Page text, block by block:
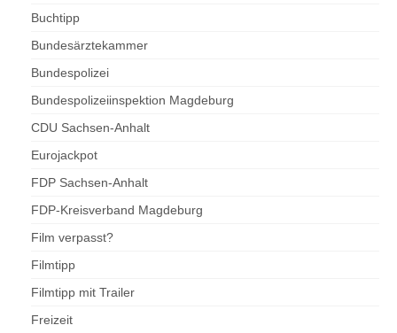
Buchtipp
Bundesärztekammer
Bundespolizei
Bundespolizeiinspektion Magdeburg
CDU Sachsen-Anhalt
Eurojackpot
FDP Sachsen-Anhalt
FDP-Kreisverband Magdeburg
Film verpasst?
Filmtipp
Filmtipp mit Trailer
Freizeit